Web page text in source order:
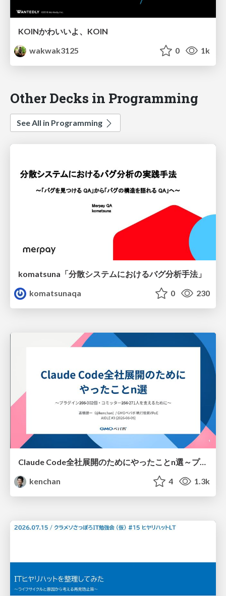
KOINかわいいよ、KOIN
wakwak3125
0 1k
Other Decks in Programming
See All in Programming
komatsuna「分散システムにおけるバグ分析手法」
komatsunaqa
0 230
Claude Code全社展開のためにやったことn選～プラグイン302個・コミッター271人を支えるために～
kenchan
4 1.3k